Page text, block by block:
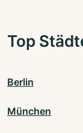
Top
Berlin
München